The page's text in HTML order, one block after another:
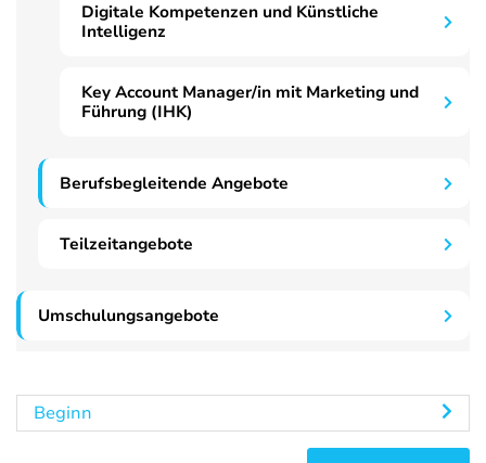
Digitale Kompetenzen und Künstliche
Intelligenz
Key Account Manager/in mit Marketing und
Führung (IHK)
Berufsbegleitende Angebote
Teilzeitangebote
Umschulungsangebote
Beginn